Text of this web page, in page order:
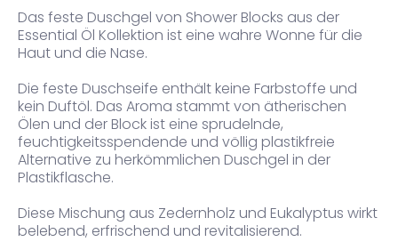
Das feste Duschgel von Shower Blocks aus der
Essential Öl Kollektion ist eine wahre Wonne für die
Haut und die Nase.
Die feste Duschseife enthält keine Farbstoffe und
kein Duftöl. Das Aroma stammt von ätherischen
Ölen und der Block ist eine sprudelnde,
feuchtigkeitsspendende und völlig plastikfreie
Alternative zu herkömmlichen Duschgel in der
Plastikflasche.
Diese Mischung aus Zedernholz und Eukalyptus wirkt
belebend, erfrischend und revitalisierend.